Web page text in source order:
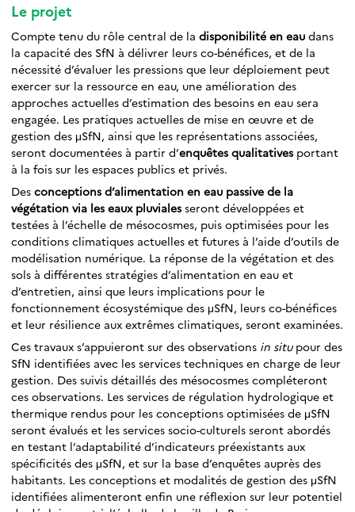
Le projet
Compte tenu du rôle central de la disponibilité en eau dans
la capacité des SfN à délivrer leurs co-bénéfices, et de la
nécessité d’évaluer les pressions que leur déploiement peut
exercer sur la ressource en eau, une amélioration des
approches actuelles d’estimation des besoins en eau sera
engagée. Les pratiques actuelles de mise en œuvre et de
gestion des μSfN, ainsi que les représentations associées,
seront documentées à partir d’enquêtes qualitatives portant
à la fois sur les espaces publics et privés.
Des conceptions d’alimentation en eau passive de la
végétation via les eaux pluviales seront développées et
testées à l’échelle de mésocosmes, puis optimisées pour les
conditions climatiques actuelles et futures à l’aide d’outils de
modélisation numérique. La réponse de la végétation et des
sols à différentes stratégies d’alimentation en eau et
d’entretien, ainsi que leurs implications pour le
fonctionnement écosystémique des μSfN, leurs co-bénéfices
et leur résilience aux extrêmes climatiques, seront examinées.
Ces travaux s’appuieront sur des observations in situpour des
SfN identifiées avec les services techniques en charge de leur
gestion. Des suivis détaillés des mésocosmes compléteront
ces observations. Les services de régulation hydrologique et
thermique rendus pour les conceptions optimisées de μSfN
seront évalués et les services socio-culturels seront abordés
en testant l’adaptabilité d’indicateurs préexistants aux
spécificités des μSfN, et sur la base d’enquêtes auprès des
habitants. Les conceptions et modalités de gestion des μSfN
identifiées alimenteront enfin une réflexion sur leur potentiel